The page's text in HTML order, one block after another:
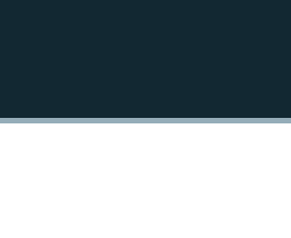
УКРАИНСКАЯ ПРОБЛЕМА КРЫМА